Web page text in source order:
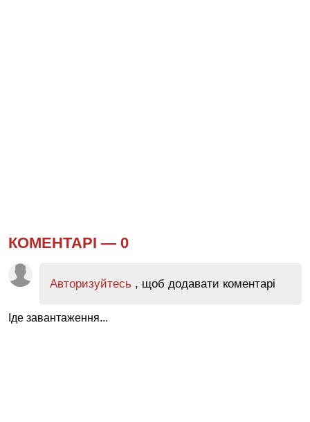
КОМЕНТАРІ — 0
Авторизуйтесь , щоб додавати коментарі
Іде завантаження...